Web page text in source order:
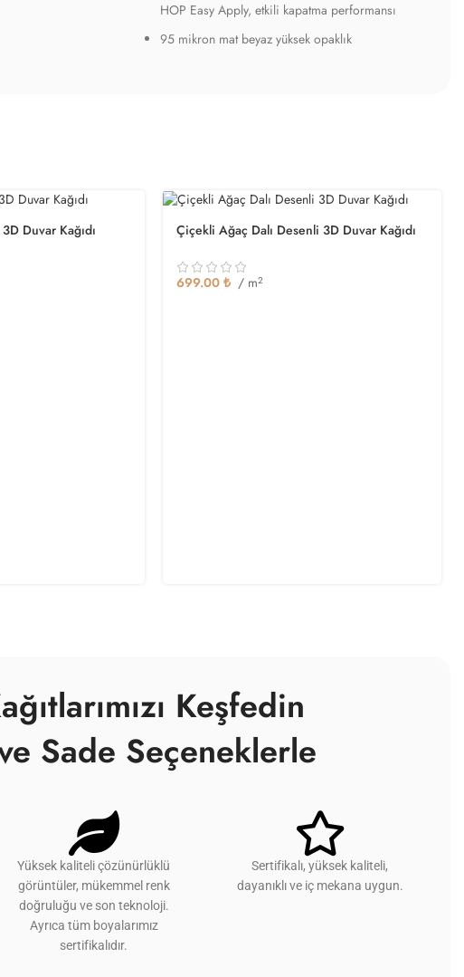
HOP Easy Apply, etkili kapatma performansı
95 mikron mat beyaz yüksek opaklık
Duvar Kağıdı Çiçekli Ağaç Dalı Desenli 3D Duvar Kağıdı
699.00 ₺ / m2
Keşfedin
Sade Seçeneklerle
Yüksek kaliteli çözünürlüklü
görüntüler, mükemmel renk
doğruluğu ve son teknoloji.
Ayrıca tüm boyalarımız
sertifikalıdır.
Sertifikalı, yüksek kaliteli,
dayanıklı ve iç mekana uygun.